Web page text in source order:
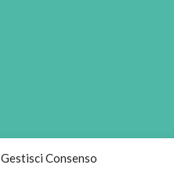
Gestisci Consenso